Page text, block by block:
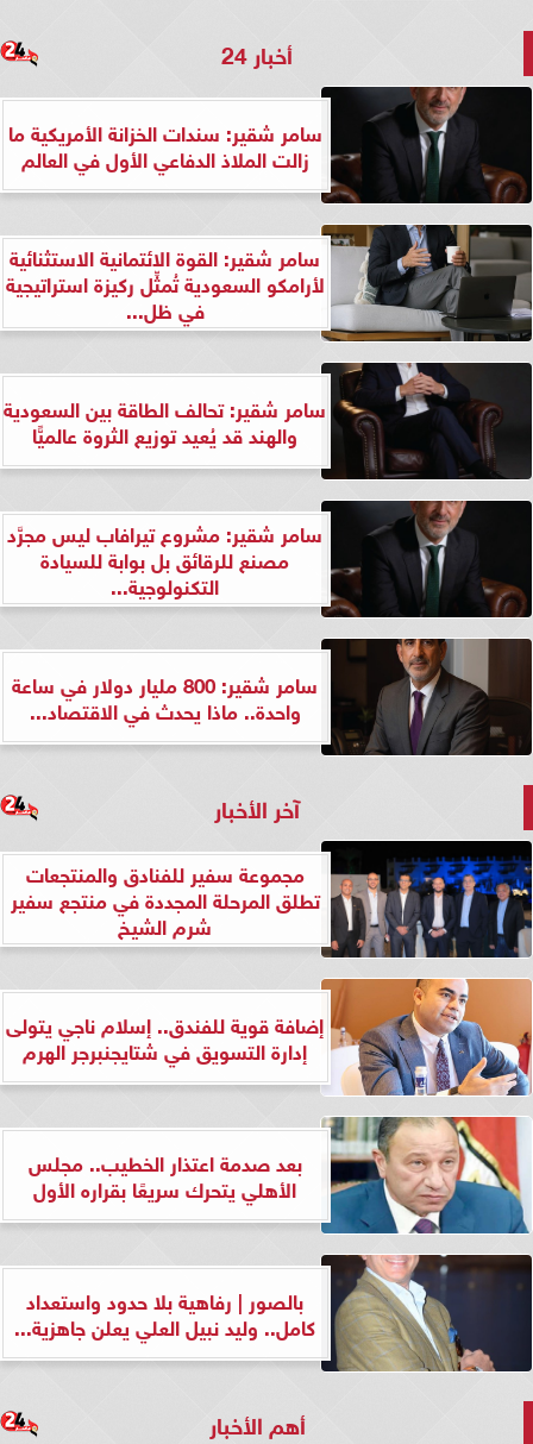
أخبار 24
سامر شقير: سندات الخزانة الأمريكية ما
زالت الملاذ الدفاعي الأول في العالم
سامر شقير: القوة الائتمانية الاستثنائية
لأرامكو السعودية تُمثِّل ركيزة استراتيجية
في ظل...
سامر شقير: تحالف الطاقة بين السعودية
والهند قد يُعيد توزيع الثروة عالميًّا
سامر شقير: مشروع تيرافاب ليس مجرَّد
مصنع للرقائق بل بوابة للسيادة
التكنولوجية...
سامر شقير: 800 مليار دولار في ساعة
واحدة.. ماذا يحدث في الاقتصاد...
آخر الأخبار
مجموعة سفير للفنادق والمنتجعات
تطلق المرحلة المجددة في منتجع سفير
شرم الشيخ
إضافة قوية للفندق.. إسلام ناجي يتولى
إدارة التسويق في شتايجنبرجر الهرم
بعد صدمة اعتذار الخطيب.. مجلس
الأهلي يتحرك سريعًا بقراره الأول
بالصور | رفاهية بلا حدود واستعداد
كامل.. وليد نبيل العلي يعلن جاهزية...
أهم الأخبار